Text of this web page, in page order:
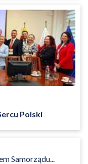
Polski
Samorządu...